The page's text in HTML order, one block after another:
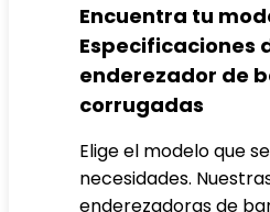
Encuentra tu
Especificaciones
enderezador de
corrugadas
Elige el modelo que
necesidades.
enderezadoras de